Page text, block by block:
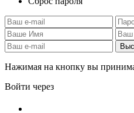
Нажимая на кнопку вы
Войти через